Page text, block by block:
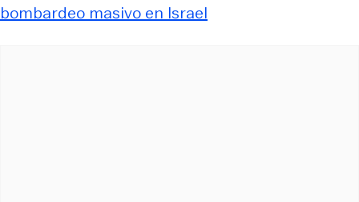
bombardeo masivo en Israel